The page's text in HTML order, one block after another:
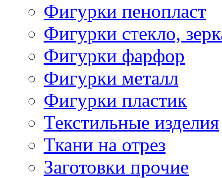
Фигурки пенопласт
Фигурки стекло,
Фигурки фарфор
Фигурки металл
Фигурки пластик
Текстильные изделия
Ткани на отрез
Заготовки прочие